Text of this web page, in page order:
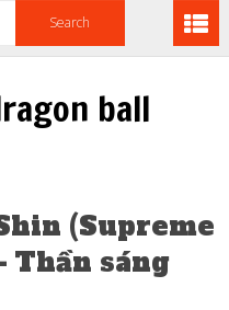
ball
(Supreme
Thần sáng